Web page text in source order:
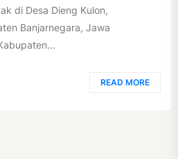
di Desa Dieng Kulon,
Banjarnegara, Jawa
READ MORE